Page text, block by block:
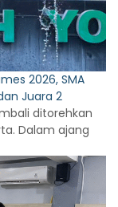
2026, SMA
Juara 2
ditorehkan
Dalam ajang